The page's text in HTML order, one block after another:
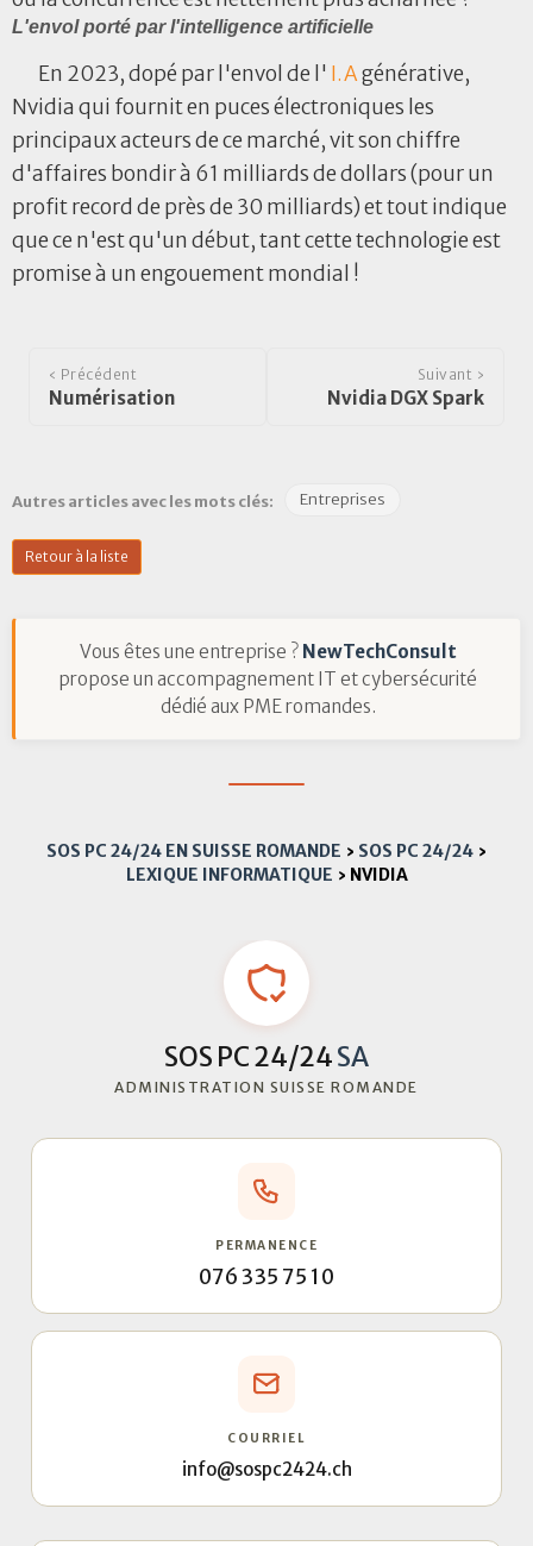
L'envol porté par l'intelligence artificielle
En 2023, dopé par l'envol de l' I.Agénérative,
Nvidia qui fournit en puces électroniques les
principaux acteurs de ce marché, vit son chiffre
d'affaires bondir à 61 milliards de dollars (pour un
profit record de près de 30 milliards) et tout indique
que ce n'est qu'un début, tant cette technologie est
promise à un engouement mondial !
‹ Précédent
Numérisation
Suivant ›
Nvidia DGX Spark
Autres articles avec les mots clés: Entreprises
Retour à la liste
Vous êtes une entreprise ? NewTechConsult
propose un accompagnement IT et cybersécurité
dédié aux PME romandes.
SOS PC 24/24 EN SUISSE ROMANDE › SOS PC 24/24 ›
LEXIQUE INFORMATIQUE › NVIDIA
SOS PC 24/24SA
ADMINISTRATION SUISSE ROMANDE
PERMANENCE
076 335 75 10
COURRIEL
info@sospc2424.ch